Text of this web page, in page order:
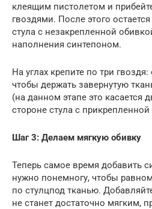
клеящим пистолетом и
гвоздями. После этого
стула с незакрепленной
наполнения синтепоном.
На углах крепите по три
чтобы держать завернутую
(на данном этапе это касается
стороне стула с
Шаг 3: Делаем мягкую обивку
Теперь самое время добавить
нужно понемногу, чтобы
по стулцпод тканью.
не станет достаточно мягким,